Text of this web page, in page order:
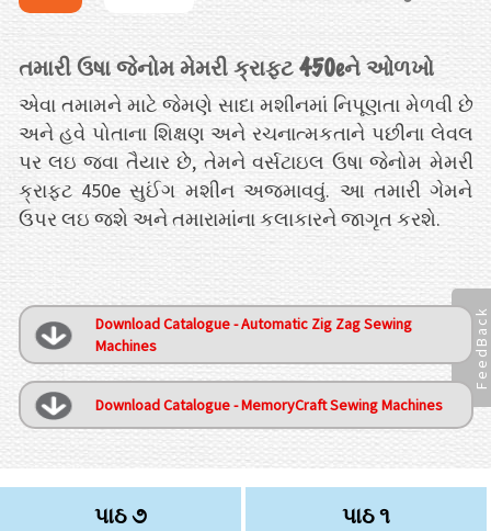
FeedBack
તમારી ઉષા જેનોમ મેમરી ક્રાફ્ટ 450eને ઓળખો
એવા તમામને માટે જેમણે સાદા મશીનમાં નિપૂણતા મેળવી છે
અને હવે પોતાના શિક્ષણ અને રચનાત્મકતાને પછીના લેવલ
પર લઇ જવા તૈયાર છે, તેમને વર્સટાઇલ ઉષા જેનોમ મેમરી
ક્રાફટ 450e સુઈંગ મશીન અજમાવવું. આ તમારી ગેમને
ઉપર લઇ જશે અને તમારામાંના કલાકારને જાગૃત કરશે.
Download Catalogue - Automatic Zig Zag Sewing
Machines
Download Catalogue - MemoryCraft Sewing Machines
પાઠ ૭ પાઠ ૧